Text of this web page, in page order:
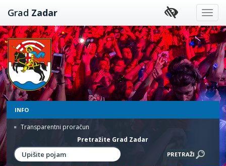
Preskoči
na
sadržaj
Grad Zadar
INFO
Transparentni proračun
Pretražite Grad Zadar